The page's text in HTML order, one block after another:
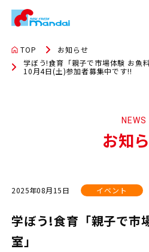
TOP
お知らせ
学ぼう!食育「親子で市場体験 お魚料
10月4日(土)参加者募集中です!!
NEWS
お知
2025年08月15日 イベント
学ぼう!食育「親子で市
室」